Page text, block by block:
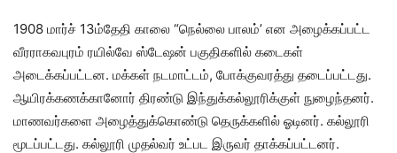
1908 மார்ச் 13ம்தேதி காலை “நெல்லை பாலம்’ என அழைக்கப்பட்ட
வீரராகவபுரம் ரயில்வே ஸ்டேஷன் பகுதிகளில் கடைகள்
அடைக்கப்பட்டன. மக்கள் நடமாட்டம், போக்குவரத்து தடைப்பட்டது.
ஆயிரக்கணக்கானோர் திரண்டு இந்துக்கல்லூரிக்குள் நுழைந்தனர்.
மாணவர்களை அழைத்துக்கொண்டு தெருக்களில் ஓடினர். கல்லூரி
மூடப்பட்டது. கல்லூரி முதல்வர் உட்பட இருவர் தாக்கப்பட்டனர்.